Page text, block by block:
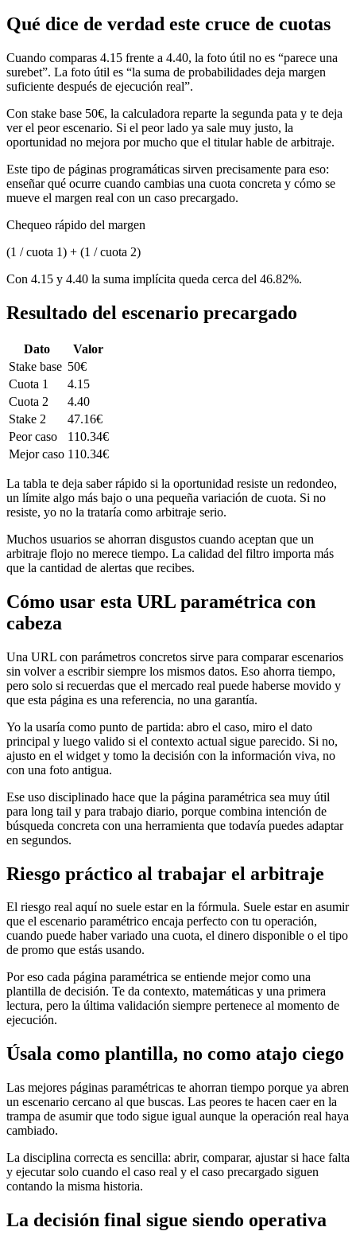
Qué dice de verdad este cruce de cuotas
Cuando comparas 4.15 frente a 4.40, la foto útil no es “parece una
surebet”. La foto útil es “la suma de probabilidades deja margen
suficiente después de ejecución real”.
Con stake base 50€, la calculadora reparte la segunda pata y te deja
ver el peor escenario. Si el peor lado ya sale muy justo, la
oportunidad no mejora por mucho que el titular hable de arbitraje.
Este tipo de páginas programáticas sirven precisamente para eso:
enseñar qué ocurre cuando cambias una cuota concreta y cómo se
mueve el margen real con un caso precargado.
Chequeo rápido del margen
(1 / cuota 1) + (1 / cuota 2)
Con 4.15 y 4.40 la suma implícita queda cerca del 46.82%.
Resultado del escenario precargado
Dato
Valor
Stake base 50€
Cuota 1
4.15
Cuota 2
4.40
Stake 2
47.16€
Peor caso
110.34€
Mejor caso 110.34€
La tabla te deja saber rápido si la oportunidad resiste un redondeo,
un límite algo más bajo o una pequeña variación de cuota. Si no
resiste, yo no la trataría como arbitraje serio.
Muchos usuarios se ahorran disgustos cuando aceptan que un
arbitraje flojo no merece tiempo. La calidad del filtro importa más
que la cantidad de alertas que recibes.
Cómo usar esta URL paramétrica con
cabeza
Una URL con parámetros concretos sirve para comparar escenarios
sin volver a escribir siempre los mismos datos. Eso ahorra tiempo,
pero solo si recuerdas que el mercado real puede haberse movido y
que esta página es una referencia, no una garantía.
Yo la usaría como punto de partida: abro el caso, miro el dato
principal y luego valido si el contexto actual sigue parecido. Si no,
ajusto en el widget y tomo la decisión con la información viva, no
con una foto antigua.
Ese uso disciplinado hace que la página paramétrica sea muy útil
para long tail y para trabajo diario, porque combina intención de
búsqueda concreta con una herramienta que todavía puedes adaptar
en segundos.
Riesgo práctico al trabajar el arbitraje
El riesgo real aquí no suele estar en la fórmula. Suele estar en asumir
que el escenario paramétrico encaja perfecto con tu operación,
cuando puede haber variado una cuota, el dinero disponible o el tipo
de promo que estás usando.
Por eso cada página paramétrica se entiende mejor como una
plantilla de decisión. Te da contexto, matemáticas y una primera
lectura, pero la última validación siempre pertenece al momento de
ejecución.
Úsala como plantilla, no como atajo ciego
Las mejores páginas paramétricas te ahorran tiempo porque ya abren
un escenario cercano al que buscas. Las peores te hacen caer en la
trampa de asumir que todo sigue igual aunque la operación real haya
cambiado.
La disciplina correcta es sencilla: abrir, comparar, ajustar si hace falta
y ejecutar solo cuando el caso real y el caso precargado siguen
contando la misma historia.
La decisión final sigue siendo operativa